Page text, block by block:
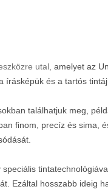
utal, amelyet az
írásképük és a tartós
találhatjuk meg,
finom, precíz és sima,
Ezáltal hosszabb ideig